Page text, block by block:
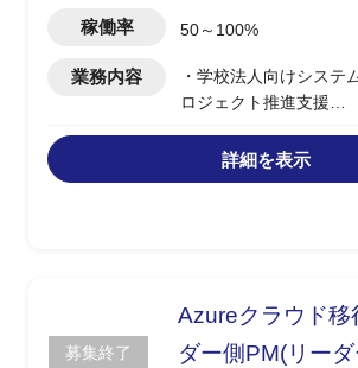
稼働率 50～100%
業務内容
・学校法人向けシステ
ロジェクト推進支援
(0.5人月×2名もしくは1
く予定)
・アプリ領域：教務学
-次期インフラ検討
-その他更改案件
・学内外との打ち合わ
詳細を表示
募集終了
Azureクラウド移
ダー側PM(リー